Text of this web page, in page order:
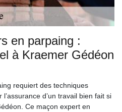
en parpaing :
à Kraemer Gédéon
requiert des techniques
d’un travail bien fait si
Ce maçon expert en